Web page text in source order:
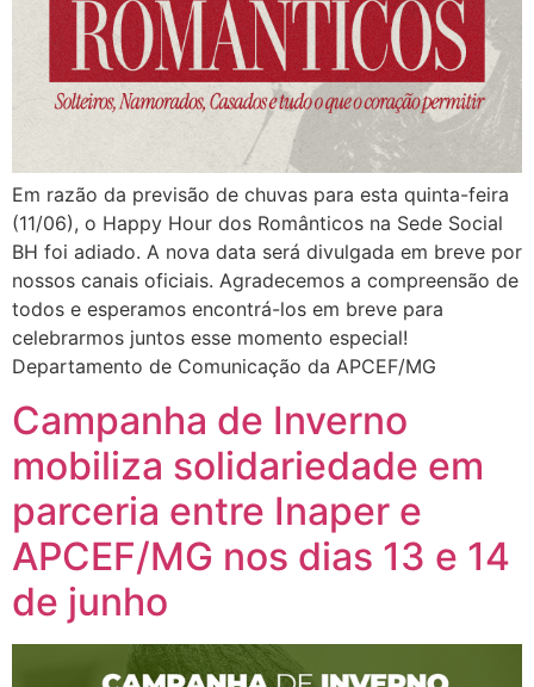
Em razão da previsão de chuvas para esta quinta-feira
(11/06), o Happy Hour dos Românticos na Sede Social
BH foi adiado. A nova data será divulgada em breve por
nossos canais oficiais. Agradecemos a compreensão de
todos e esperamos encontrá-los em breve para
celebrarmos juntos esse momento especial!
Departamento de Comunicação da APCEF/MG
Campanha de Inverno
mobiliza solidariedade em
parceria entre Inaper e
APCEF/MG nos dias 13 e 14
de junho